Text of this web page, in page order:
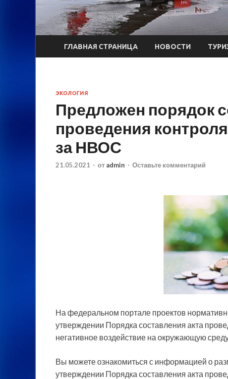
ГЛАВНАЯ СТРАНИЦА НОВОСТИ
ЭКОЛОГИЯ
Предложен порядок
проведения
за НВОС
21.05.2021 - от admin - Оставьте комментарий
На федеральном портале проектов
утверждении Порядка составления акта
негативное воздействие на окружающую
Вы можете ознакомиться с информацией о
утверждении Порядка составления акта